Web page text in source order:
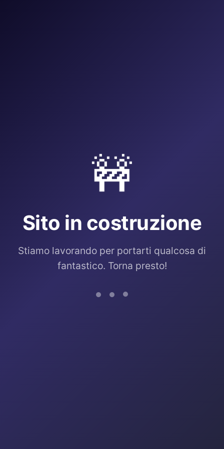
🚧
Sito in costruzione
Stiamo lavorando per portarti qualcosa di
fantastico. Torna presto!